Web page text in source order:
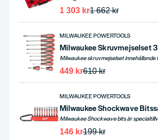
1 662 kr
1 303 kr
MILWAUKEE POWERTOOLS
610 kr
449 kr
MILWAUKEE POWERTOOLS
199 kr
146 kr